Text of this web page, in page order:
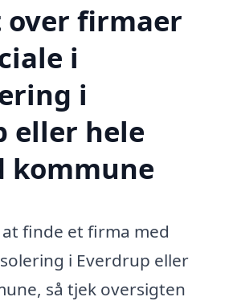
over firmaer
i
i
eller hele
kommune
finde et firma med
i Everdrup eller
så tjek oversigten